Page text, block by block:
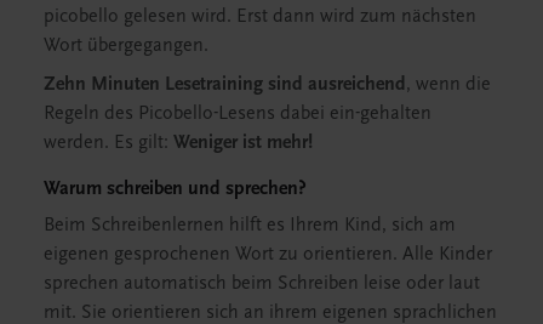
picobello gelesen wird. Erst dann wird zum nächsten
Wort übergegangen.
Zehn Minuten Lesetraining sind ausreichend , wenn die
Regeln des Picobello-Lesens dabei ein-gehalten
werden. Es gilt: Weniger ist mehr!
Warum schreiben und sprechen?
Beim Schreibenlernen hilft es Ihrem Kind, sich am
eigenen gesprochenen Wort zu orientieren. Alle Kinder
sprechen automatisch beim Schreiben leise oder laut
mit. Sie orientieren sich an ihrem eigenen sprachlichen